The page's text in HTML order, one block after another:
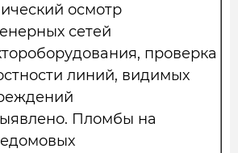
осмотр
сетей
проверка
линий, видимых
Пломбы на